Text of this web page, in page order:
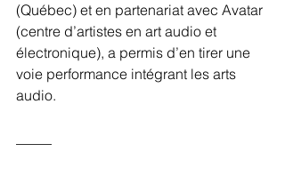
(Québec) et en partenariat avec Avatar
(centre d’artistes en art audio et
électronique), a permis d’en tirer une
voie performance intégrant les arts
audio.